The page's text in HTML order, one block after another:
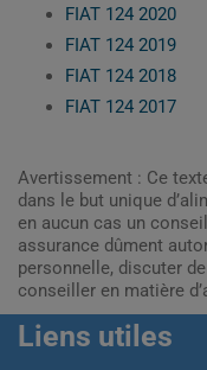
FIAT 124 2020
FIAT 124 2019
FIAT 124 2018
FIAT 124 2017
Avertissement : Ce
dans le but unique
en aucun cas un
assurance dûment
personnelle, discuter
conseiller en matière
Liens utiles